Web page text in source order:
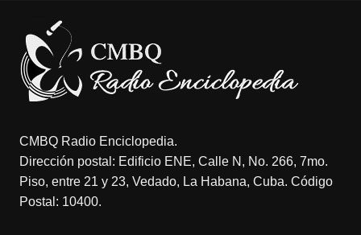
CMBQ Radio Enciclopedia.
Dirección postal: Edificio ENE, Calle N, No. 266, 7mo.
Piso, entre 21 y 23, Vedado, La Habana, Cuba. Código
Postal: 10400.